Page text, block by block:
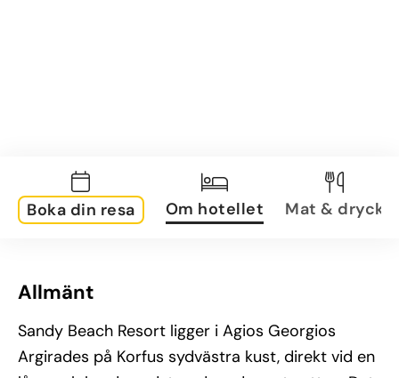
Boka din resa Om hotellet Mat & dryck
Allmänt
Sandy Beach Resort ligger i Agios Georgios
Argirades på Korfus sydvästra kust, direkt vid en